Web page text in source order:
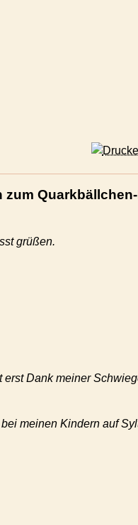
grüßen.
Dank meiner
meinen Kindern auf